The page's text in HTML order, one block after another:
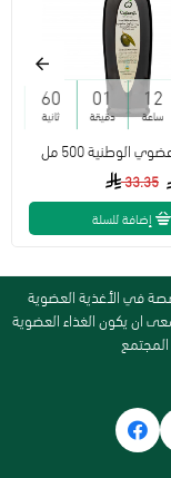
12
ساعة
01
دقيقة
60
ثانية
الوطنية 500 مل
33.35
إضافة للسلة
في الأغذية العضوية
ان يكون الغذاء العضوية